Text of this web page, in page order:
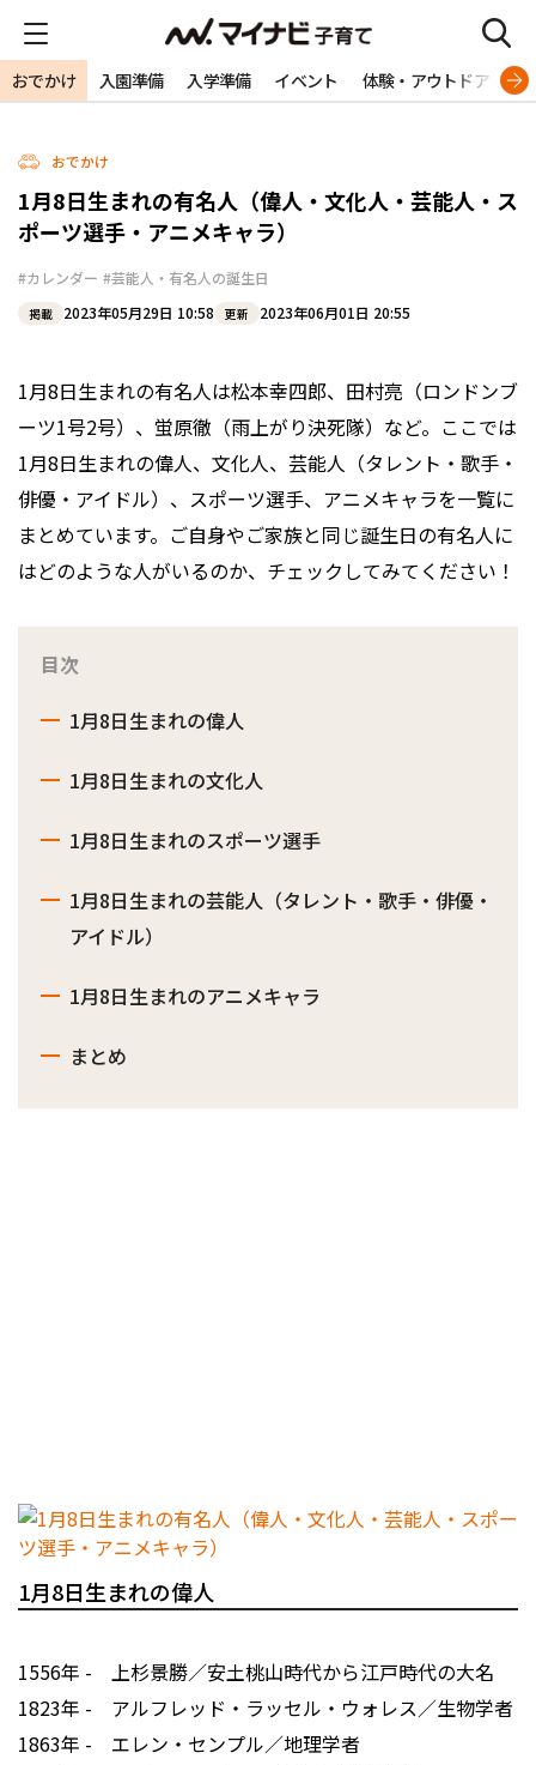
おでかけ 入園準備 入学準備 イベント 体験・アウトドア 旅
おでかけ
1月8日生まれの有名人（偉人・文化人・芸能人・ス
ポーツ選手・アニメキャラ）
#カレンダー #芸能人・有名人の誕生日
掲載 2023年05月29日 10:58 更新 2023年06月01日 20:55
1月8日生まれの有名人は松本幸四郎、田村亮（ロンドンブ
ーツ1号2号）、蛍原徹（雨上がり決死隊）など。ここでは
1月8日生まれの偉人、文化人、芸能人（タレント・歌手・
俳優・アイドル）、スポーツ選手、アニメキャラを一覧に
まとめています。ご自身やご家族と同じ誕生日の有名人に
はどのような人がいるのか、チェックしてみてください！
目次
1月8日生まれの偉人
1月8日生まれの文化人
1月8日生まれのスポーツ選手
1月8日生まれの芸能人（タレント・歌手・俳優・
アイドル）
1月8日生まれのアニメキャラ
まとめ
1月8日生まれの偉人
1556年 - 上杉景勝／安土桃山時代から江戸時代の大名
1823年 - アルフレッド・ラッセル・ウォレス／生物学者
1863年 - エレン・センプル／地理学者